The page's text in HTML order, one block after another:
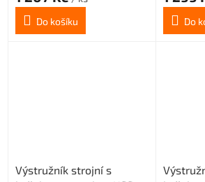
Do košíku
Do
Výstružník strojní s